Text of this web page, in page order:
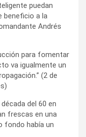
puedan
beneficio a la
Andrés
para fomentar
va igualmente un
(2 de
del 60 en
frescas en una
fondo había un